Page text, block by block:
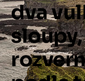
dva
sloupy,